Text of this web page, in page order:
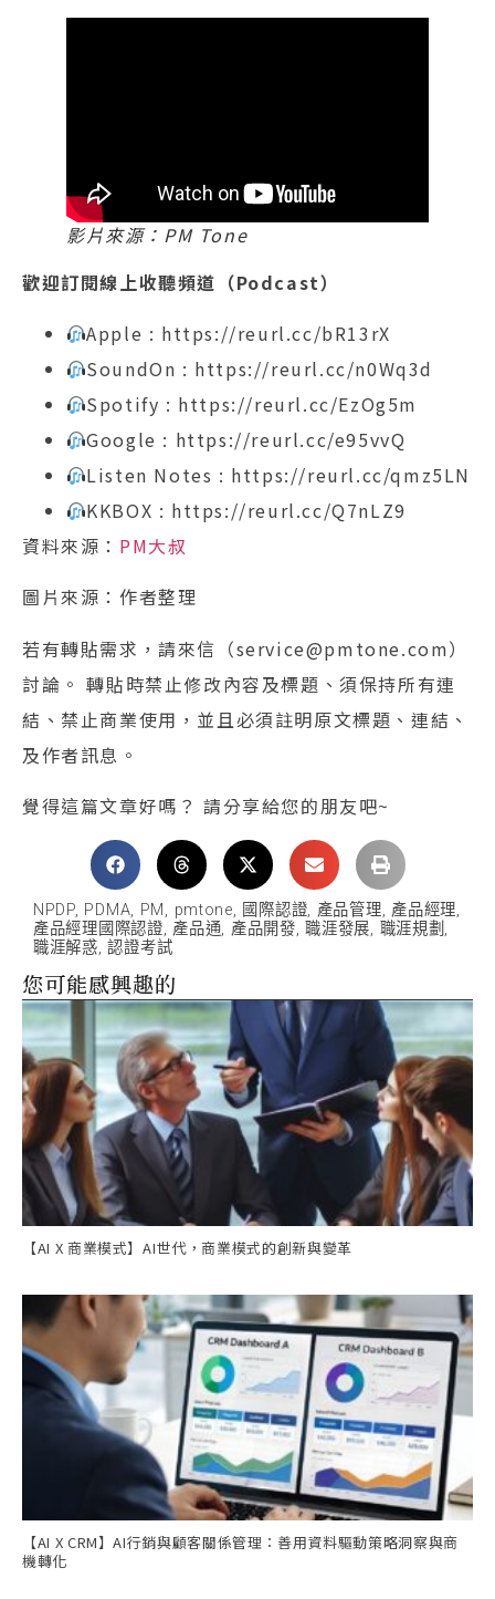
影片來源：PM Tone
歡迎訂閱線上收聽頻道（Podcast）
Apple : https://reurl.cc/bR13rX
SoundOn : https://reurl.cc/n0Wq3d
Spotify : https://reurl.cc/EzOg5m
Google : https://reurl.cc/e95vvQ
Listen Notes : https://reurl.cc/qmz5LN
KKBOX : https://reurl.cc/Q7nLZ9
資料來源： PM大叔
圖片來源：作者整理
若有轉貼需求，請來信（service@pmtone.com）
討論。 轉貼時禁止修改內容及標題、須保持所有連
結、禁止商業使用，並且必須註明原文標題、連結、
及作者訊息。
覺得這篇文章好嗎？ 請分享給您的朋友吧~
NPDP, PDMA, PM, pmtone, 國際認證, 產品管理, 產品經理,
產品經理國際認證, 產品通, 產品開發,職涯發展, 職涯規劃 ,
職涯解惑,認證考試
您可能感興趣的
【AI X 商業模式】AI世代，商業模式的創新與變革
【AI X CRM】AI行銷與顧客關係管理：善用資料驅動策略洞察與商
機轉化